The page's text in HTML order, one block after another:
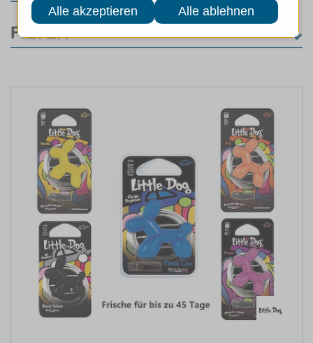
FILTER
Wohnen
Hundepflege
Katzen
Wohnen
Pflege Hygiene
MARKEN
EIGENSCHAFTEN